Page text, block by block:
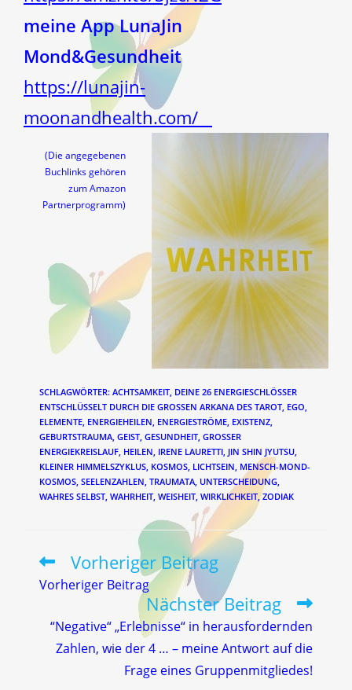
meine App LunaJin
Mond&Gesundheit
https://lunajin-
moonandhealth.com/
(Die angegebenen
Buchlinks gehören
zum Amazon
Partnerprogramm)
SCHLAGWÖRTER: ACHTSAMKEIT, DEINE 26 ENERGIESCHLÖSSER
ENTSCHLÜSSELT DURCH DIE GROSSEN ARKANA DES TAROT , EGO,
ELEMENTE, ENERGIEHEILEN, ENERGIESTRÖME, EXISTENZ,
GEBURTSTRAUMA, GEIST, GESUNDHEIT, GROSSER E
NERGIEKREISLAUF , HEILEN, IRENE LAURETTI, JIN SHIN JYUTSU,
KLEINER HIMMELSZYKLUS, KOSMOS, LICHTSEIN, MENSCH-MOND-
KOSMOS, SEELENZAHLEN, TRAUMATA, UNTERSCHEIDUNG,
WAHRES SELBST, WAHRHEIT, WEISHEIT, WIRKLICHKEIT, ZODIAK
Weitere
Artikel
ansehen
Vorheriger Beitrag
Vorheriger Beitrag
Nächster Beitrag
“Negative“ „Erlebnisse“ in herausfordernden
Zahlen, wie der 4 … – meine Antwort auf die
Frage eines Gruppenmitgliedes!